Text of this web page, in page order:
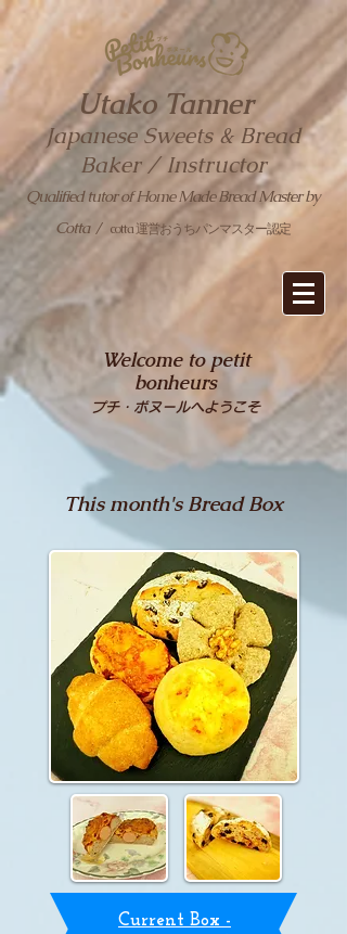
Utako Tanner
Japanese Sweets & Bread
Baker / Instructor
Qualified tutor of Home Made Bread Master by
Cotta/ cotta 運営おうちパンマスター認定
Welcome to petit
bonheurs
プチ・ボヌールへようこそ
This month's Bread Box
Current Box -